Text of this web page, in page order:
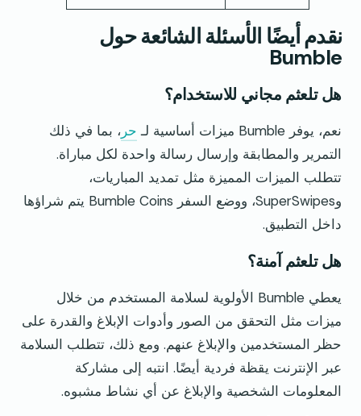
نقدم أيضًا الأسئلة الشائعة حول
Bumble
هل تلعثم مجاني للاستخدام؟
نعم، يوفر Bumble ميزات أساسية لـ حر ، بما في ذلك
التمرير والمطابقة وإرسال رسالة واحدة لكل مباراة.
تتطلب الميزات المميزة مثل تمديد المباريات،
وSuperSwipes، ووضع السفر Bumble Coins يتم شراؤها
داخل التطبيق.
هل تلعثم آمنة؟
يعطي Bumble الأولوية لسلامة المستخدم من خلال
ميزات مثل التحقق من الصور وأدوات الإبلاغ والقدرة على
حظر المستخدمين والإبلاغ عنهم. ومع ذلك، تتطلب السلامة
عبر الإنترنت يقظة فردية أيضًا. انتبه إلى مشاركة
المعلومات الشخصية والإبلاغ عن أي نشاط مشبوه.